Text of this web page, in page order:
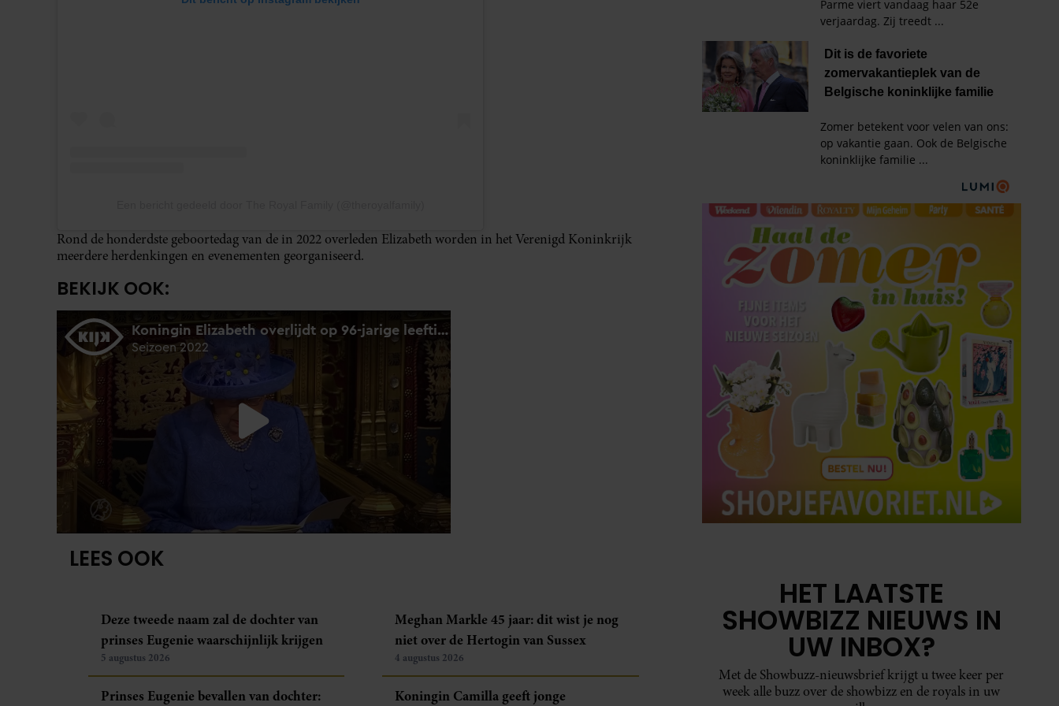
Rond de honderdste geboortedag van de in 2022 overleden Elizabeth worden in het Verenigd Koninkrijk
meerdere herdenkingen en evenementen georganiseerd.
BEKIJK OOK:
LEES OOK
Deze tweede naam zal de dochter van
prinses Eugenie waarschijnlijk krijgen
5 augustus 2026
Prinses Eugenie bevallen van dochter:
Meghan Markle 45 jaar: dit wist je nog
niet over de Hertogin van Sussex
4 augustus 2026
Koningin Camilla geeft jonge
HET LAATSTE
SHOWBIZZ NIEUWS IN
UW INBOX?
Met de Showbuzz-nieuwsbrief krijgt u twee keer per
week alle buzz over de showbizz en de royals in uw